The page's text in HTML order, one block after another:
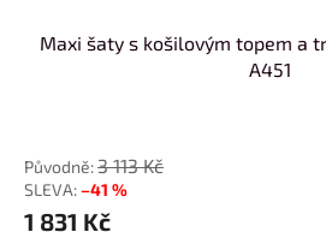
Maxi šaty s košilovým topem a
A451
3 113 Kč
–41 %
1 831 Kč